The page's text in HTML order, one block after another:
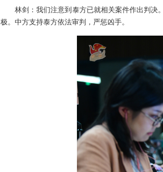
林剑：我们注意到泰方已就相关案件作出判决
极。中方支持泰方依法审判，严惩凶手。